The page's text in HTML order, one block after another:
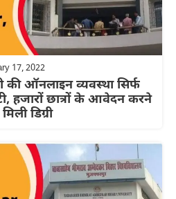
17, 2022
की ऑनलाइन व्यवस्था सिर्फ
हजारों छात्रों के आवेदन करने
डिग्री